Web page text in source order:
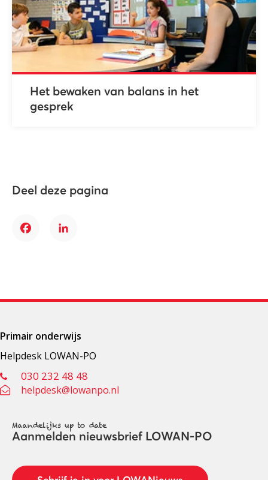
Het bewaken van balans in het
gesprek
Deel deze pagina
FacebookLinkedIn
Primair onderwijs
Helpdesk LOWAN-PO
030 232 48 48
helpdesk@lowanpo.nl
Maandelijks up to date
Aanmelden nieuwsbrief LOWAN-PO